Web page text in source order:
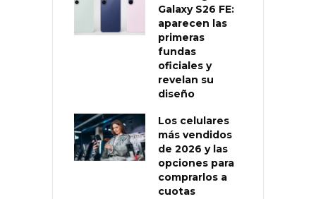
Galaxy S26 FE:
aparecen las
primeras
fundas
oficiales y
revelan su
diseño
Los celulares
más vendidos
de 2026 y las
opciones para
comprarlos a
cuotas